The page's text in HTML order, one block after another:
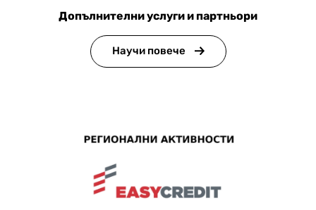
Допълнителни услуги и партньори
Научи повече